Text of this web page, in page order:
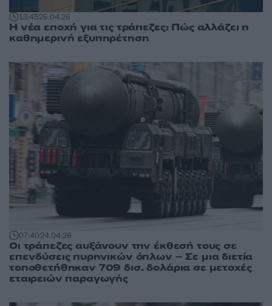
13:4526.04.26
Η νέα εποχή για τις τράπεζες: Πώς αλλάζει η
καθημερινή εξυπηρέτηση
07:4024.04.26
Οι τράπεζες αυξάνουν την έκθεσή τους σε
επενδύσεις πυρηνικών όπλων – Σε μια διετία
τοποθετήθηκαν 709 δισ. δολάρια σε μετοχές
εταιρειών παραγωγής